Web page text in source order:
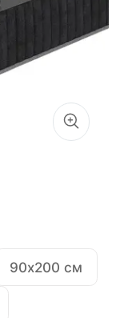
90х200 см